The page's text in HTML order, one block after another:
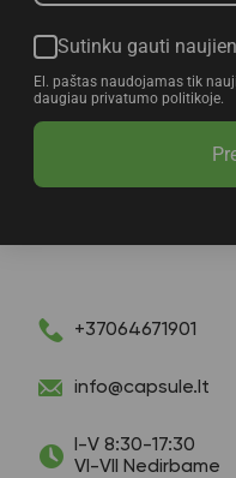
Sutinku gauti
El. paštas naudojamas tik
daugiau privatumo politikoje.
+37064671901
info@capsule.lt
I-V 8:30-17:30
VI-VII Nedirbame